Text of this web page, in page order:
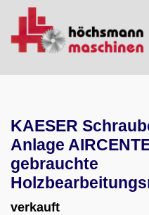
Maschinenankauf
Shop
Videos
KAESER
Anlage
gebrauchte
verkauft